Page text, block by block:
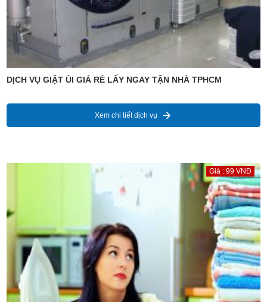
DỊCH VỤ GIẶT ỦI GIÁ RẺ LẤY NGAY TẬN NHÀ TPHCM
Xem chi tiết dịch vụ
Giá : 99 VNĐ